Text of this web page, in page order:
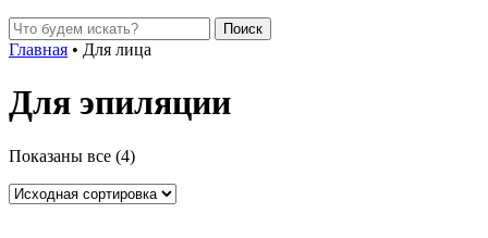
Главная • Для лица
Для эпиляции
Показаны все (4)